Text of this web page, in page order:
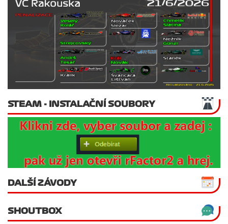
STEAM - INSTALAČNÍ SOUBORY
DALŠÍ ZÁVODY
SHOUTBOX